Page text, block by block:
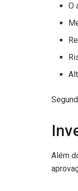
O
Além